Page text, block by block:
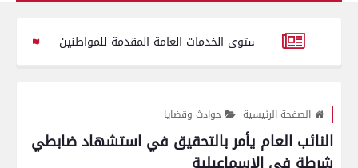
ومستوى الخدمات العامة المقدمة للمواطنين محافظ سوهاج يخفض
الصفحة الرئيسية حوادث وقضايا
النائب العام يأمر بالتحقيق في استشهاد ضابطي